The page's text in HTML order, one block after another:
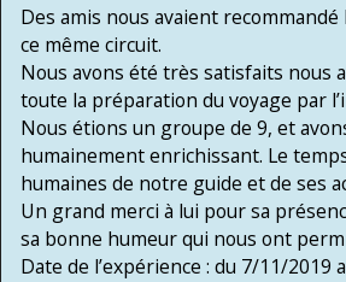
Des amis nous avaient
ce même circuit.
Nous avons été très satisfaits nous
toute la préparation du voyage par
Nous étions un groupe de 9, et
humainement enrichissant. Le
humaines de notre guide et de ses
Un grand merci à lui pour sa
sa bonne humeur qui nous ont
Date de l’expérience : du 7/11/2019